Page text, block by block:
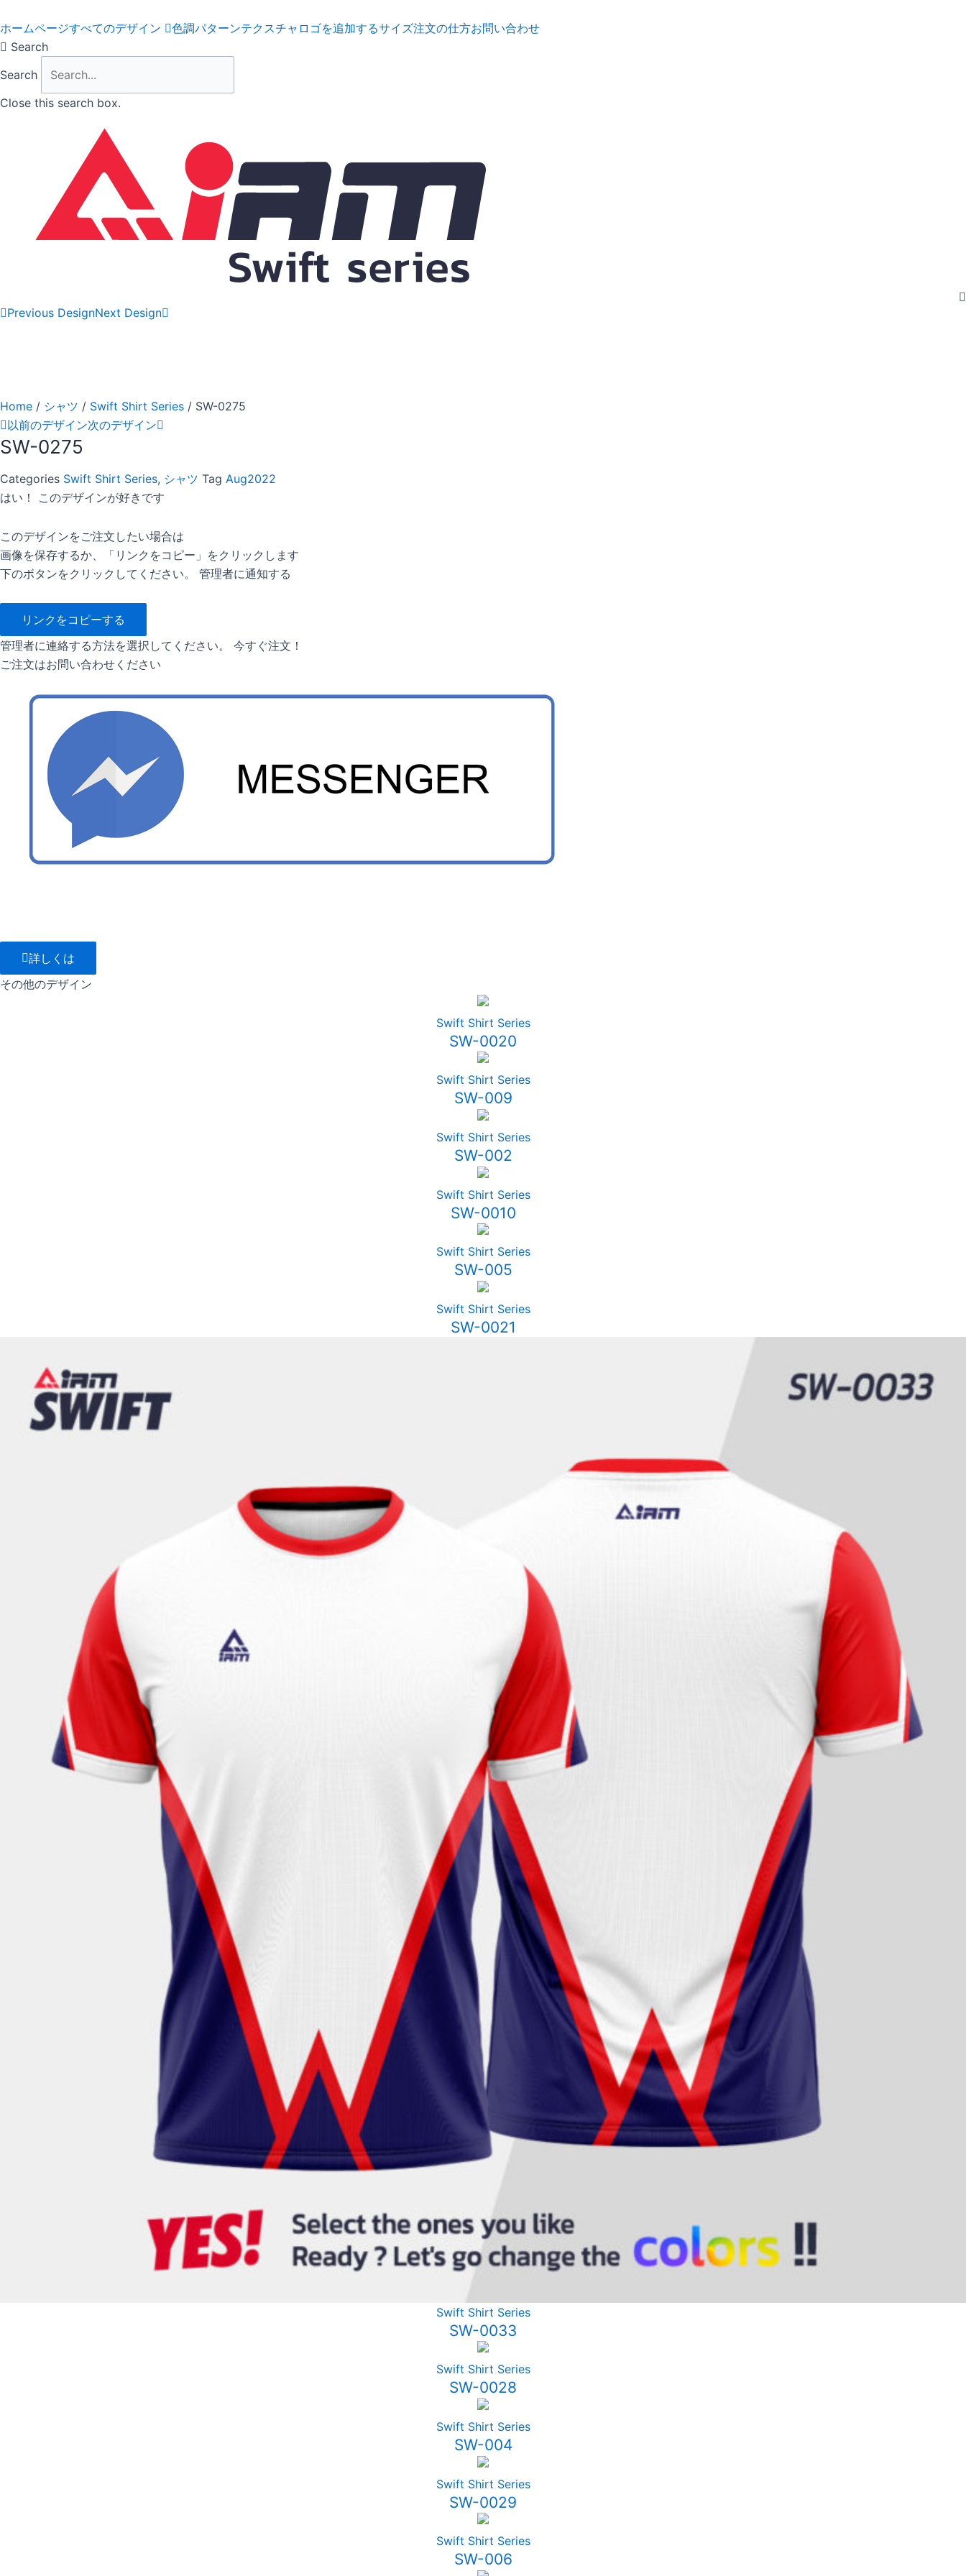
to
content
ホームページすべてのデザイン 色調パターンテクスチャ ロゴを追加するサイズ注文の仕方お問い合わせ
Search
Search
Close this search box.
Previous DesignNext Design
Home / シャツ / Swift Shirt Series / SW-0275
以前のデザイン次のデザイン
SW-0275
Categories Swift Shirt Series, シャツ Tag Aug2022
はい！ このデザインが好きです
このデザインをご注文したい場合は
画像を保存するか、「リンクをコピー」をクリックします
下のボタンをクリックしてください。 管理者に通知する
リンクをコピーする
管理者に連絡する方法を選択してください。 今すぐ注文！
ご注文はお問い合わせください
詳しくは
その他のデザイン
Swift Shirt Series
SW-0020
Swift Shirt Series
SW-009
Swift Shirt Series
SW-002
Swift Shirt Series
SW-0010
Swift Shirt Series
SW-005
Swift Shirt Series
SW-0021
Swift Shirt Series
SW-0033
Swift Shirt Series
SW-0028
Swift Shirt Series
SW-004
Swift Shirt Series
SW-0029
Swift Shirt Series
SW-006